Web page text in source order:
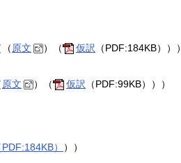
原文 ）（ 仮訳 （PDF:184KB）））
原文 ）（ 仮訳 （PDF:99KB）））
） ））